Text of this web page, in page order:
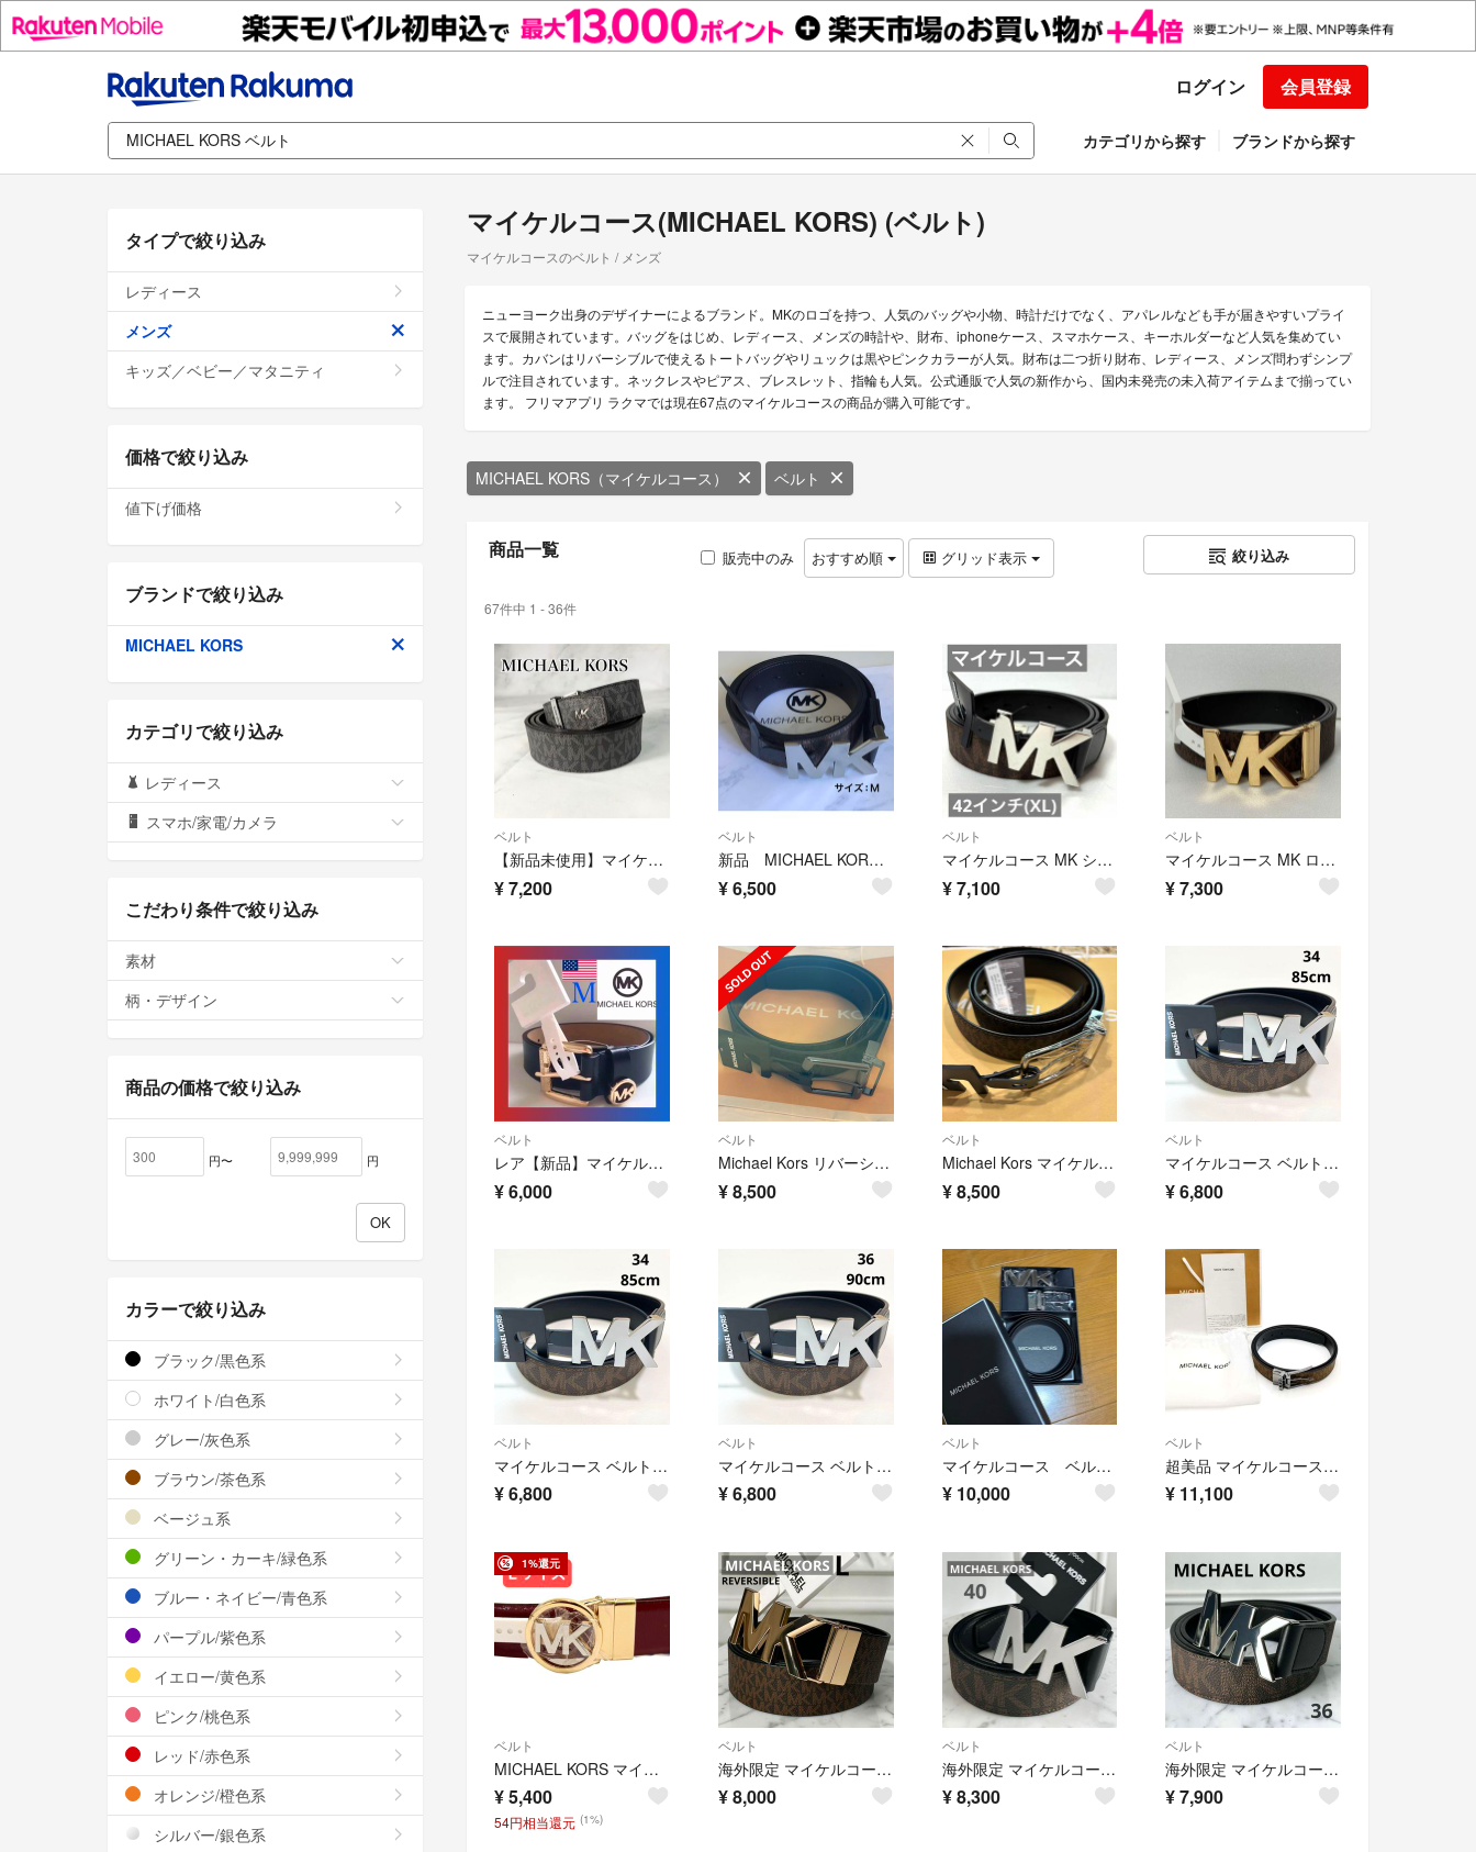
ログイン 会員登録
カテゴリから探す ブランドから探す
マイケルコース(MICHAEL KORS) (ベルト)
マイケルコースのベルト / メンズ
ニューヨーク出身のデザイナーによるブランド。MKのロゴを持つ、人気のバッグや小物、時計だけでなく、アパレルなども手が届きやすいプライ
スで展開されています。バッグをはじめ、レディース、メンズの時計や、財布、iphoneケース、スマホケース、キーホルダーなど人気を集めてい
ます。カバンはリバーシブルで使えるトートバッグやリュックは黒やピンクカラーが人気。財布は二つ折り財布、レディース、メンズ問わずシンプ
ルで注目されています。ネックレスやピアス、ブレスレット、指輪も人気。公式通販で人気の新作から、国内未発売の未入荷アイテムまで揃ってい
ます。 フリマアプリ ラクマでは現在67点のマイケルコースの商品が購入可能です。
MICHAEL KORS（マイケルコース） ベルト
商品一覧 販売中のみ おすすめ順 グリッド表示 絞り込み
67件中 1 - 36件
ベルト
【新品未使用】マイケルコース MKシグネイチャー リバーシブル ベルト ブラック
¥7,200
ベルト
新品 MICHAEL KORS マイケルコース ロゴバックル レザーベルト
¥6,500
ベルト
マイケルコース MK シルバー ロゴ ベルト ブラウン 指定の所に穴あけられます
¥7,100
ベルト
マイケルコース MK ロゴ リバーシブルベルト ブラウン×黒 XL サイズ調節可
¥7,300
ベルト
レア【新品】マイケルコース ベルト 黒 USA メンズ 本革 レザー M
¥6,000
ベルト
Michael Kors リバーシブルベルト 黒
¥8,500
ベルト
Michael Kors マイケルコース リバーシブルベルト ブラウン ブラック
¥8,500
ベルト
マイケルコース ベルト 34 85cm メンズ シグネチャー ロゴ 茶 ブラウン
¥6,800
ベルト
マイケルコース ベルト 34 85cm メンズ シグネチャー ロゴ 茶 ブラウン
¥6,800
ベルト
マイケルコース ベルト 36 90cm メンズ シグネチャー ロゴ 茶 ブラウン
¥6,800
ベルト
マイケルコース ベルト メンズ
¥ 10,000
ベルト
超美品 マイケルコース リバーシブルベルト 11-26041303
¥ 11,100
1%還元
ベルト
MICHAEL KORS マイケルコース ベルト リバーシブル L 赤 ブラウン
¥5,400
54円相当還元 (1%)
ベルト
海外限定 マイケルコース リバーシブル ベルト ゴールド MKシグネチャー L
¥8,000
ベルト
海外限定 マイケルコース ベルト クロームシルバー MKロゴ シグネチャー
¥8,300
ベルト
海外限定 マイケルコース ベルト MK シルバー ロゴバックル シグネチャー
¥7,900
タイプで絞り込み
レディース
メンズ
キッズ／ベビー／マタニティ
価格で絞り込み
値下げ価格
ブランドで絞り込み
MICHAEL KORS
カテゴリで絞り込み
レディース
スマホ/家電/カメラ
こだわり条件で絞り込み
素材
柄・デザイン
商品の価格で絞り込み
円〜 円
カラーで絞り込み
ブラック/黒色系
ホワイト/白色系
グレー/灰色系
ブラウン/茶色系
ベージュ系
グリーン・カーキ/緑色系
ブルー・ネイビー/青色系
パープル/紫色系
イエロー/黄色系
ピンク/桃色系
レッド/赤色系
オレンジ/橙色系
シルバー/銀色系